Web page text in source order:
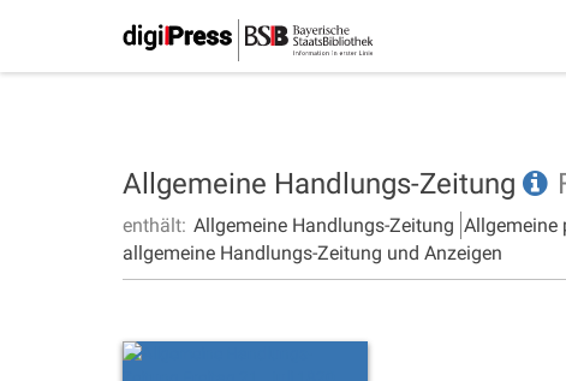
Allgemeine Handlungs-Zeitung
enthält: Allgemeine Handlungs-Zeitung Allgemeine
allgemeine Handlungs-Zeitung und Anzeigen